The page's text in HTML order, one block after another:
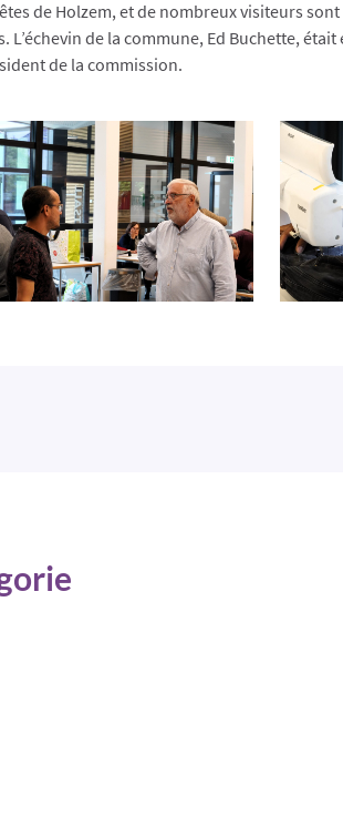
de Holzem, et de nombreux visiteurs
de la commune, Ed Buchette,
de la commission.